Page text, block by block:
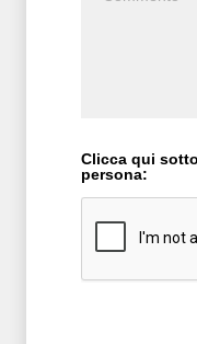
Clicca qui
persona: